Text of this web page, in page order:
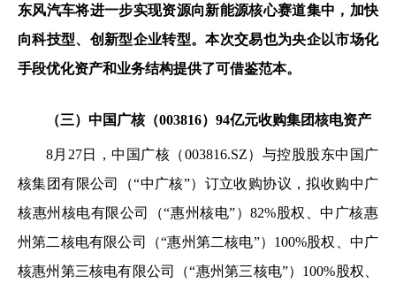
东风汽车将进一步实现资源向新能源核心赛道集中，加快
向科技型、创新型企业转型。本次交易也为央企以市场化
手段优化资产和业务结构提供了可借鉴范本。
（三）中国广核（003816）94亿元收购集团核电资产
8月27日，中国广核（003816.SZ）与控股股东中国广
核集团有限公司（“中广核”）订立收购协议，拟收购中广
核惠州核电有限公司（“惠州核电”）82%股权、中广核惠
州第二核电有限公司（“惠州第二核电”）100%股权、中广
核惠州第三核电有限公司（“惠州第三核电”）100%股权、